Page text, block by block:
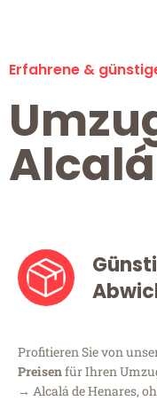
Erfahrene &
Profitieren Sie von
Preisenfür Ihren
→ Alcalá de Henares,